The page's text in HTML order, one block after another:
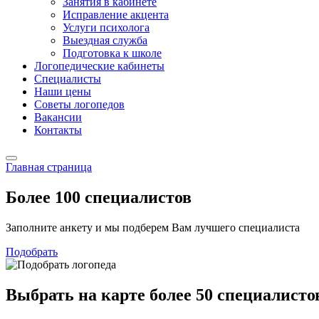
Исправление акцента
Услуги психолога
Выездная служба
Подготовка к школе
Логопедические кабинеты
Специалисты
Наши цены
Советы логопедов
Вакансии
Контакты
Главная страница
Более 100 специалистов
Заполните анкету и мы подберем Вам лучшего специалиста
Подобрать
Выбрать на карте более 50